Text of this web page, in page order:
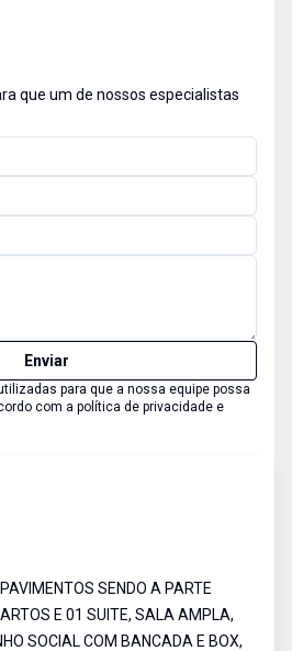
que um de nossos especialistas
Enviar
para que a nossa equipe possa
com a política de privacidade e
SENDO A PARTE
E 01 SUITE, SALA AMPLA,
SOCIAL COM BANCADA E BOX,